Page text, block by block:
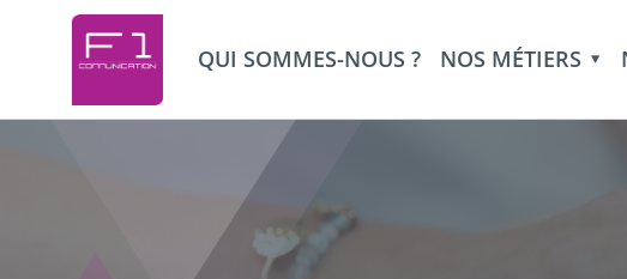
QUI SOMMES-NOUS ? NOS MÉTIERS